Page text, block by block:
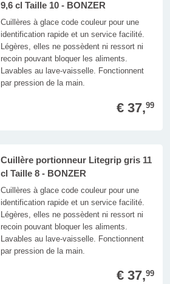
9,6 cl Taille 10 - BONZER
Cuillères à glace code couleur pour une
identification rapide et un service facilité.
Légères, elles ne possèdent ni ressort ni
recoin pouvant bloquer les aliments.
Lavables au lave-vaisselle. Fonctionnent
par pression de la main.
€ 37,99
Cuillère portionneur Litegrip gris 11
cl Taille 8 - BONZER
Cuillères à glace code couleur pour une
identification rapide et un service facilité.
Légères, elles ne possèdent ni ressort ni
recoin pouvant bloquer les aliments.
Lavables au lave-vaisselle. Fonctionnent
par pression de la main.
€ 37,99